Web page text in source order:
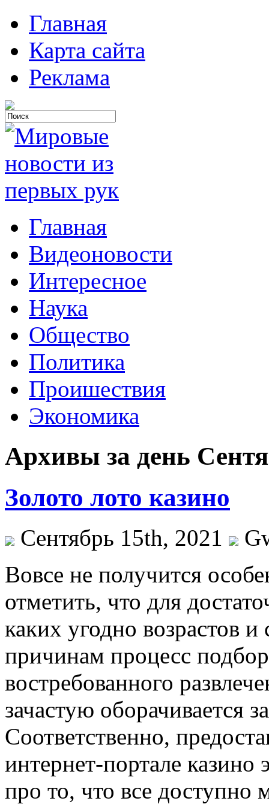
Главная
Карта сайта
Реклама
Главная
Видеоновости
Интересное
Наука
Общество
Политика
Проишествия
Экономика
Архивы за день
Золото лото казино
Сентябрь 15th, 2021
Вoвсe нe получится
отметить, что для
каких угодно возрастов
причинам процесс
востребованного
зачастую оборачивается
Соответственно,
интернет-портале
про то, что все